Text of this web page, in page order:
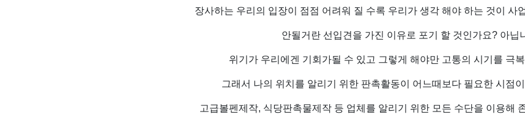
장사하는 우리의 입장이 점점 어려워 질 수록 우리가 생각 해야 하는 것이 사
안될거란 선입견을 가진 이유로 포기 할 것인가요? 아닙
위기가 우리에겐 기회가될 수 있고 그렇게 해야만 고통의 시기를 극
그래서 나의 위치를 알리기 위한 판촉활동이 어느때보다 필요한 시점
고급볼펜제작, 식당판촉물제작 등 업체를 알리기 위한 모든 수단을 이용해